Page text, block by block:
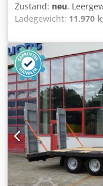
Zustand: neu,
Ladegewicht: 11.970
mm,
Reifengröße:285 /70
Sonstige
,
Hinterreifengröße:
Emissionsklasse:
ABS,
Absetzmulde nach
ASK Müllpresse, 2 x
mm, Wekzeugkiste, ,
- Druckfehler,
Muster- Bilder --,
Dodpozrhkfsfx Aqljkr